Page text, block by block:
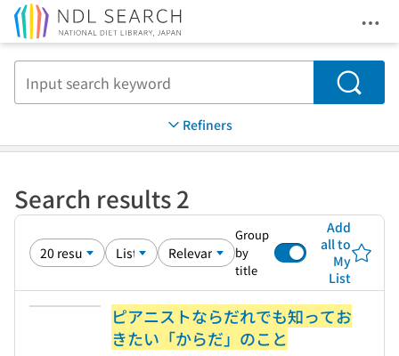
Search
Refiners
Search results 2
Group
by
title
Add
all to
My
List
ピアニストならだれでも知ってお
きたい「からだ」のこと